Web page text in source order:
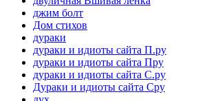
джим болт
Дом стихов
дураки
дураки и идиоты сайта П.ру
дураки и идиоты сайта Пру
дураки и идиоты сайта С.ру
Дураки и идиоты сайта Сру